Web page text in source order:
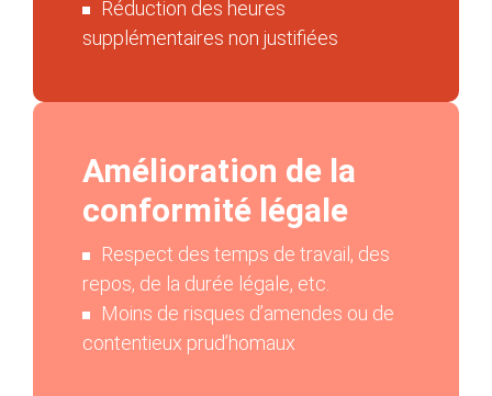
Réduction des heures
supplémentaires non justifiées
Amélioration de la
conformité légale
​Respect des temps de travail, des
repos, de la durée légale, etc.​
Moins de risques d’amendes ou de
contentieux prud’homaux​